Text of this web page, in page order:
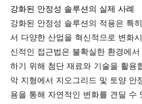
강화된 안정성 솔루션의 실제 사례
강화된 안정성 솔루션의 적용은 특
서 다양한 산업을 혁신적으로 변화
신적인 접근법은 불확실한 환경에
하기 위해 첨단 재료와 기술을 활용
악 지형에서 지오그리드 및 토양 안
용을 통해 자연적인 변화를 견딜 수